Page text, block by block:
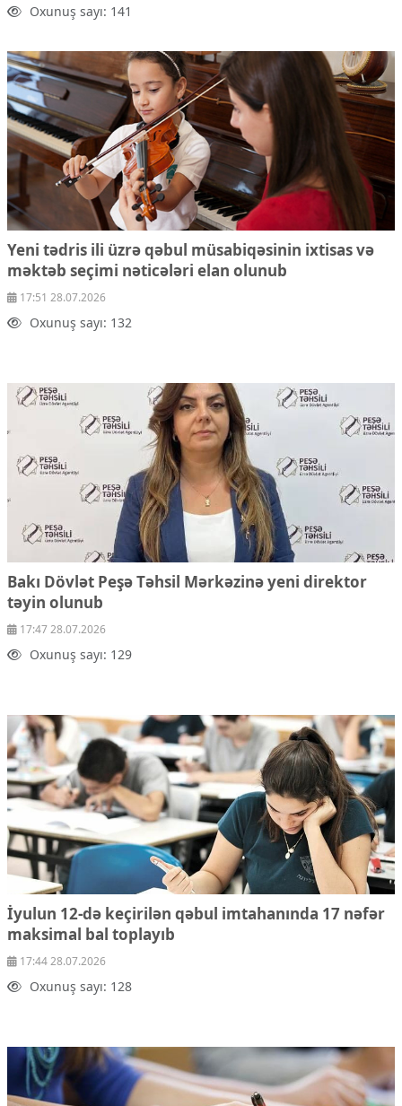
Oxunuş sayı: 141
Yeni tədris ili üzrə qəbul müsabiqəsinin ixtisas və
məktəb seçimi nəticələri elan olunub
17:51 28.07.2026
Oxunuş sayı: 132
Bakı Dövlət Peşə Təhsil Mərkəzinə yeni direktor
təyin olunub
17:47 28.07.2026
Oxunuş sayı: 129
İyulun 12-də keçirilən qəbul imtahanında 17 nəfər
maksimal bal toplayıb
17:44 28.07.2026
Oxunuş sayı: 128